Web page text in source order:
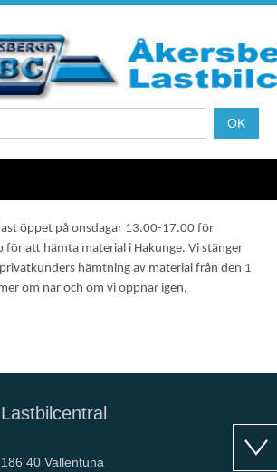
öppet på onsdagar 13.00-17.00 för
för att hämta material i Hakunge. Vi stänger
hämtning av material från den 1
om när och om vi öppnar igen.
40 Vallentuna